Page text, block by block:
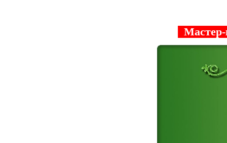
Мастер-